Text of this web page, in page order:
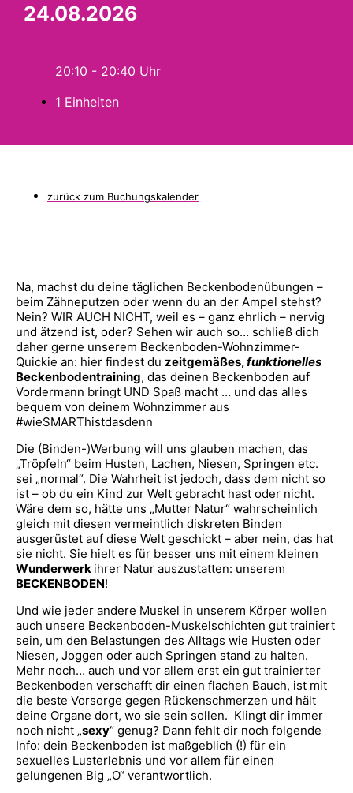
24.08.2026
20:10 - 20:40
1 Einheiten
zurück zum Buchungskalender
Na, machst du deine täglichen Beckenbodenübungen –
beim Zähneputzen oder wenn du an der Ampel stehst?
Nein? WIR AUCH NICHT, weil es – ganz ehrlich – nervig
und ätzend ist, oder? Sehen wir auch so… schließ dich
daher gerne unserem Beckenboden-Wohnzimmer-
Quickie an: hier findest du zeitgemäßes,funktionelles
Beckenbodentraining, das deinen Beckenboden auf
Vordermann bringt UND Spaß macht … und das alles
bequem von deinem Wohnzimmer aus
#wieSMARThistdasdenn
Die (Binden-)Werbung will uns glauben machen, das
„Tröpfeln“ beim Husten, Lachen, Niesen, Springen etc.
sei „normal“. Die Wahrheit ist jedoch, dass dem nicht so
ist – ob du ein Kind zur Welt gebracht hast oder nicht.
Wäre dem so, hätte uns „Mutter Natur“ wahrscheinlich
gleich mit diesen vermeintlich diskreten Binden
ausgerüstet auf diese Welt geschickt – aber nein, das hat
sie nicht. Sie hielt es für besser uns mit einem kleinen
Wunderwerk ihrer Natur auszustatten: unserem
BECKENBODEN!
Und wie jeder andere Muskel in unserem Körper wollen
auch unsere Beckenboden-Muskelschichten gut trainiert
sein, um den Belastungen des Alltags wie Husten oder
Niesen, Joggen oder auch Springen stand zu halten.
Mehr noch… auch und vor allem erst ein gut trainierter
Beckenboden verschafft dir einen flachen Bauch, ist mit
die beste Vorsorge gegen Rückenschmerzen und hält
deine Organe dort, wo sie sein sollen. Klingt dir immer
noch nicht „sexy“ genug? Dann fehlt dir noch folgende
Info: dein Beckenboden ist maßgeblich (!) für ein
sexuelles Lusterlebnis und vor allem für einen
gelungenen Big „O“ verantwortlich.